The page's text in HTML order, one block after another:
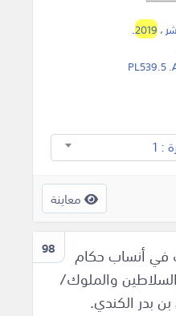
،2019
.
PL539.5
: 1
معاينة
98
في أنساب حكام
والملوك/
بدر الكندي.